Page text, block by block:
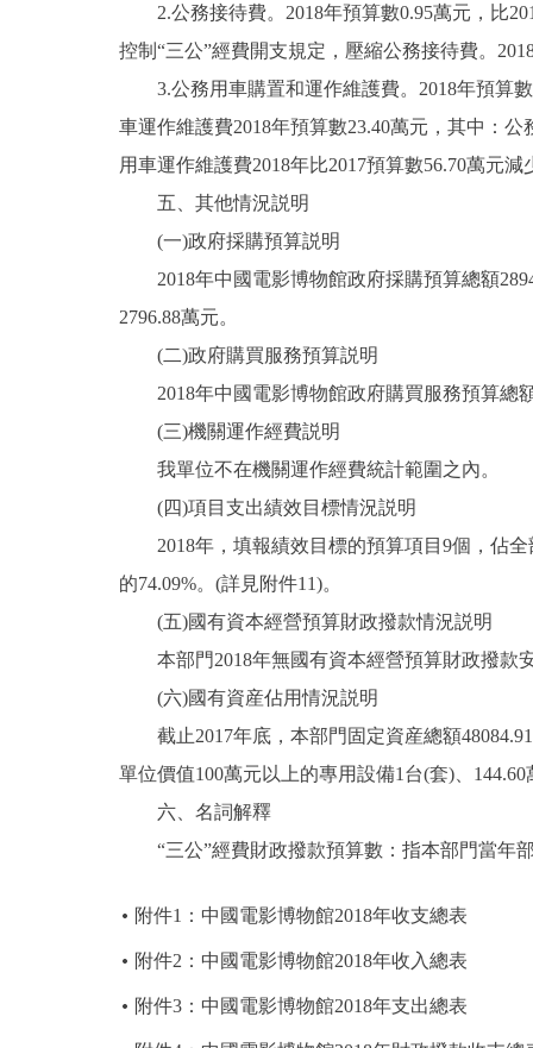
2.公務接待費。2018年預算數0.95萬元，比
控制“三公”經費開支規定，壓縮公務接待費。
3.公務用車購置和運作維護費。2018年預算數
車運作維護費2018年預算數23.40萬元，其中：
用車運作維護費2018年比2017預算數56.70萬元
五、其他情況説明
(一)政府採購預算説明
2018年中國電影博物館政府採購預算總額
2796.88萬元。
(二)政府購買服務預算説明
2018年中國電影博物館政府購買服務預算總
(三)機關運作經費説明
我單位不在機關運作經費統計範圍之內。
(四)項目支出績效目標情況説明
2018年，填報績效目標的預算項目9個，佔全
的74.09%。(詳見附件11)。
(五)國有資本經營預算財政撥款情況説明
本部門2018年無國有資本經營預算財政撥款
(六)國有資産佔用情況説明
截止2017年底，本部門固定資産總額48084.91
單位價值100萬元以上的專用設備1台(套)、144.60
六、名詞解釋
“三公”經費財政撥款預算數：指本部門當年部
附件1：中國電影博物館2018年收支總表
附件2：中國電影博物館2018年收入總表
附件3：中國電影博物館2018年支出總表